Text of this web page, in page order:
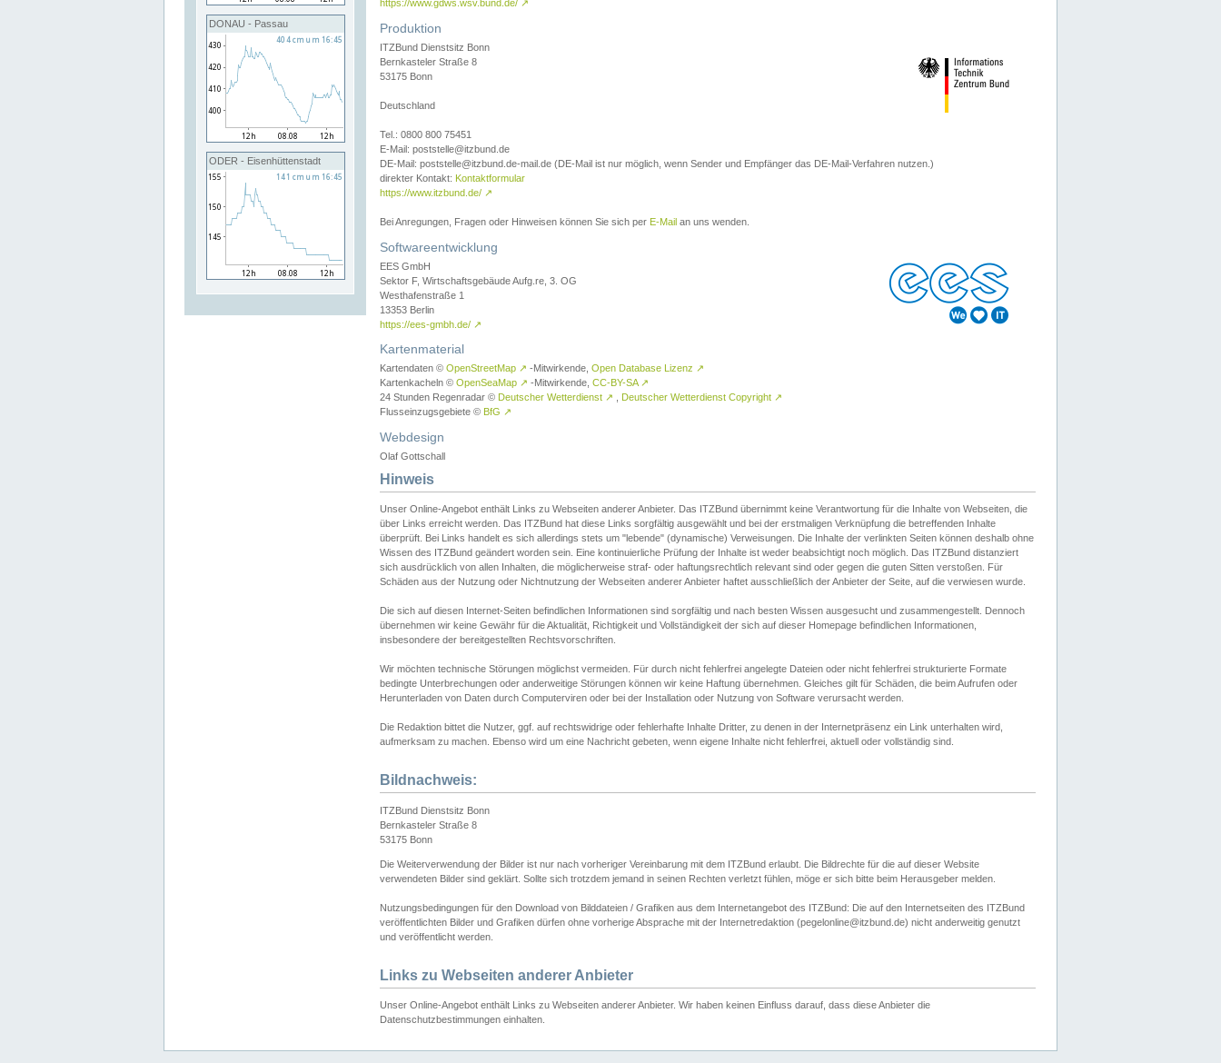
DONAU - Passau
ODER - Eisenhüttenstadt
https://www.gdws.wsv.bund.de/ ↗
Produktion
ITZBund Dienstsitz Bonn
Bernkasteler Straße 8
53175 Bonn
Deutschland
Tel.: 0800 800 75451
E-Mail: poststelle@itzbund.de
DE-Mail: poststelle@itzbund.de-mail.de (DE-Mail ist nur möglich, wenn Sender und Empfänger das DE-Mail-Verfahren nutzen.)
direkter Kontakt: Kontaktformular
https://www.itzbund.de/ ↗
Bei Anregungen, Fragen oder Hinweisen können Sie sich per E-Mail an uns wenden.
Softwareentwicklung
EES GmbH
Sektor F, Wirtschaftsgebäude Aufg.re, 3. OG
Westhafenstraße 1
13353 Berlin
https://ees-gmbh.de/ ↗
Kartenmaterial
Kartendaten © OpenStreetMap ↗ -Mitwirkende, Open Database Lizenz ↗
Kartenkacheln © OpenSeaMap ↗ -Mitwirkende, CC-BY-SA ↗
24 Stunden Regenradar © Deutscher Wetterdienst ↗ Deutscher Wetterdienst Copyright ↗
Flusseinzugsgebiete © BfG ↗
Webdesign
Olaf Gottschall
Hinweis
Unser Online-Angebot enthält Links zu Webseiten anderer Anbieter. Das ITZBund übernimmt keine Verantwortung für die Inhalte von Webseiten, die
über Links erreicht werden. Das ITZBund hat diese Links sorgfältig ausgewählt und bei der erstmaligen Verknüpfung die betreffenden Inhalte
überprüft. Bei Links handelt es sich allerdings stets um "lebende" (dynamische) Verweisungen. Die Inhalte der verlinkten Seiten können deshalb ohne
Wissen des ITZBund geändert worden sein. Eine kontinuierliche Prüfung der Inhalte ist weder beabsichtigt noch möglich. Das ITZBund distanziert
sich ausdrücklich von allen Inhalten, die möglicherweise straf- oder haftungsrechtlich relevant sind oder gegen die guten Sitten verstoßen. Für
Schäden aus der Nutzung oder Nichtnutzung der Webseiten anderer Anbieter haftet ausschließlich der Anbieter der Seite, auf die verwiesen wurde.
Die sich auf diesen Internet-Seiten befindlichen Informationen sind sorgfältig und nach besten Wissen ausgesucht und zusammengestellt. Dennoch
übernehmen wir keine Gewähr für die Aktualität, Richtigkeit und Vollständigkeit der sich auf dieser Homepage befindlichen Informationen,
insbesondere der bereitgestellten Rechtsvorschriften.
Wir möchten technische Störungen möglichst vermeiden. Für durch nicht fehlerfrei angelegte Dateien oder nicht fehlerfrei strukturierte Formate
bedingte Unterbrechungen oder anderweitige Störungen können wir keine Haftung übernehmen. Gleiches gilt für Schäden, die beim Aufrufen oder
Herunterladen von Daten durch Computerviren oder bei der Installation oder Nutzung von Software verursacht werden.
Die Redaktion bittet die Nutzer, ggf. auf rechtswidrige oder fehlerhafte Inhalte Dritter, zu denen in der Internetpräsenz ein Link unterhalten wird,
aufmerksam zu machen. Ebenso wird um eine Nachricht gebeten, wenn eigene Inhalte nicht fehlerfrei, aktuell oder vollständig sind.
Bildnachweis:
ITZBund Dienstsitz Bonn
Bernkasteler Straße 8
53175 Bonn
Die Weiterverwendung der Bilder ist nur nach vorheriger Vereinbarung mit dem ITZBund erlaubt. Die Bildrechte für die auf dieser Website
verwendeten Bilder sind geklärt. Sollte sich trotzdem jemand in seinen Rechten verletzt fühlen, möge er sich bitte beim Herausgeber melden.
Nutzungsbedingungen für den Download von Bilddateien / Grafiken aus dem Internetangebot des ITZBund: Die auf den Internetseiten des ITZBund
veröffentlichten Bilder und Grafiken dürfen ohne vorherige Absprache mit der Internetredaktion (pegelonline@itzbund.de) nicht anderweitig genutzt
und veröffentlicht werden.
Links zu Webseiten anderer Anbieter
Unser Online-Angebot enthält Links zu Webseiten anderer Anbieter. Wir haben keinen Einfluss darauf, dass diese Anbieter die
Datenschutzbestimmungen einhalten.